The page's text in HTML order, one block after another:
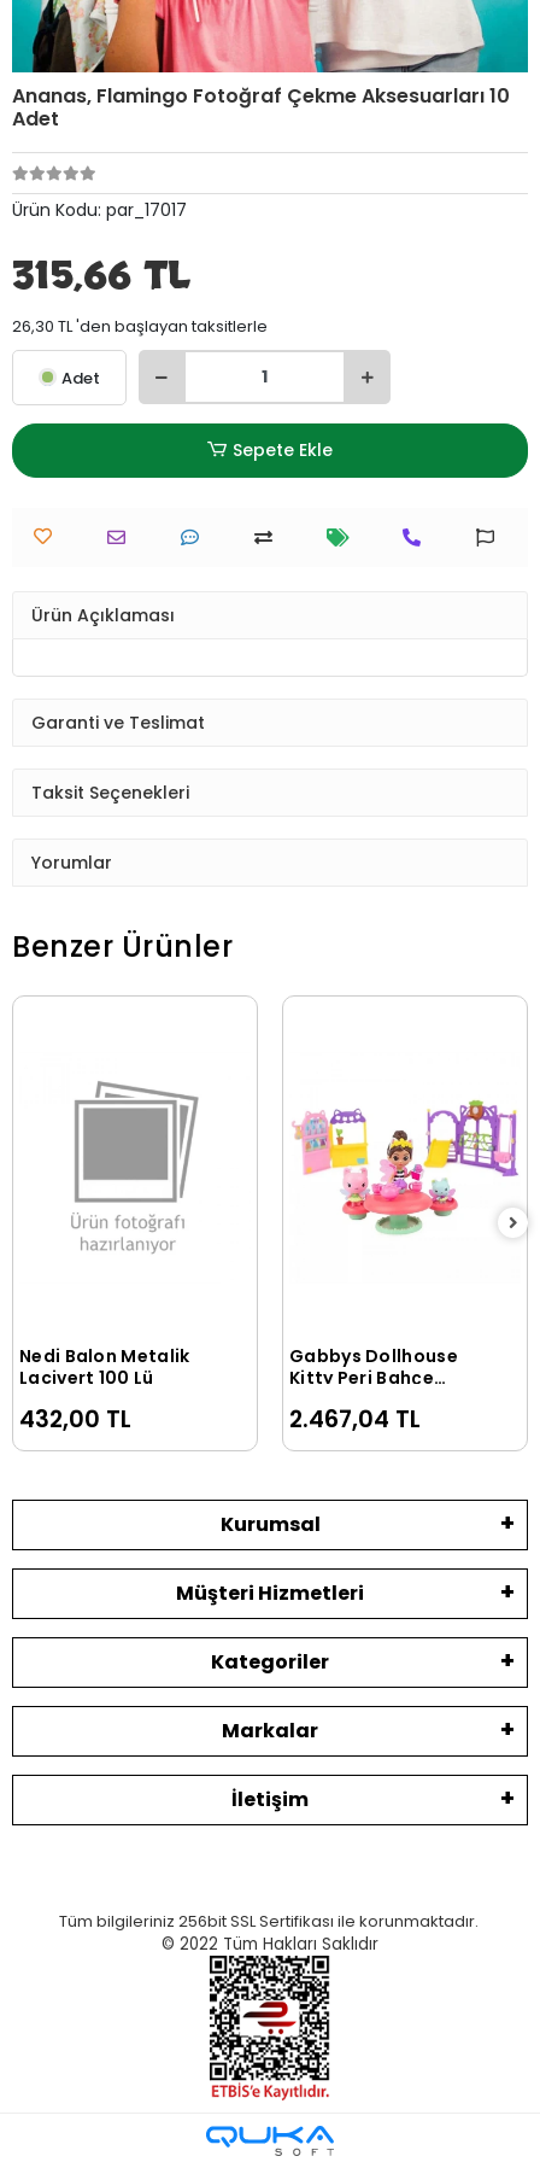
Ananas, Flamingo Fotoğraf Çekme Aksesuarları 10
Adet
Ürün Kodu: par_17017
315,66 TL
26,30 TL 'den başlayan taksitlerle
Adet
Sepete Ekle
Ürün Açıklaması
Garanti ve Teslimat
Taksit Seçenekleri
Yorumlar
Benzer Ürünler
Sepete Ekle
Nedi Balon Metalik
Lacivert 100 Lü
432,00 TL
Sepete Ekle
Gabbys Dollhouse
Kitty Peri Bahçe
2.467,04 TL
Kurumsal
Müşteri Hizmetleri
Kategoriler
Markalar
İletişim
Tüm bilgileriniz 256bit SSL Sertifikası ile korunmaktadır.
© 2022 Tüm Hakları Saklıdır